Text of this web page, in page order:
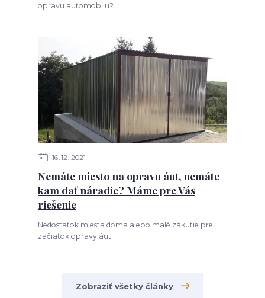
opravu automobilu?
16 12 2021
Nemáte miesto na opravu áut, nemáte
kam dať náradie? Máme pre Vás
riešenie
Nedostatok miesta doma alebo malé zákutie pre
začiatok opravy áut.
Zobraziť všetky články